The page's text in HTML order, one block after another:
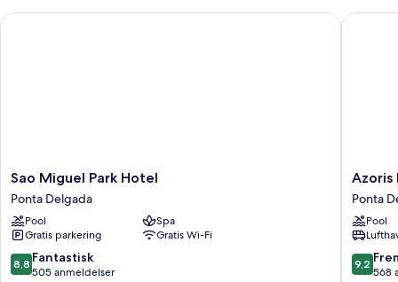
Sao
Miguel
Park
Hotel
Ponta
Delgada
Sao Miguel Park Hotel
Ponta Delgada
Pool
Spa
Gratis parkering
Gratis Wi-Fi
8.8
ud
8,8 Fantastisk
505 anmeldelser
Sao Miguel Park Hotel
Azoris
Royal
Garden
Ponta
Delgada
Azoris
Ponta
Pool
9.2
ud
9,2
568
Azoris